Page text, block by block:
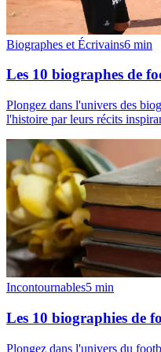
Biographes et Écrivains6 min
Les 10 biographes de
Plongez dans l'univers des
l'histoire par leurs récits
Incontournables5 min
Les 10 biographies de
Plongez dans l'univers du